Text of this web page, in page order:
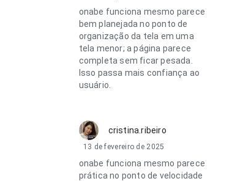
onabe funciona mesmo parece
bem planejada no ponto de
organização da tela em uma
tela menor; a página parece
completa sem ficar pesada.
Isso passa mais confiança ao
usuário.
cristina.ribeiro
13 de fevereiro de 2025
onabe funciona mesmo parece
prática no ponto de velocidade